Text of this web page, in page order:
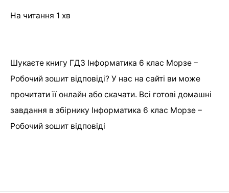
На читання 1 хв
Шукаєте книгу ГДЗ Інформатика 6 клас Морзе –
Робочий зошит відповіді? У нас на сайті ви може
прочитати її онлайн або скачати. Всі готові домашні
завдання в збірнику Інформатика 6 клас Морзе –
Робочий зошит відповіді